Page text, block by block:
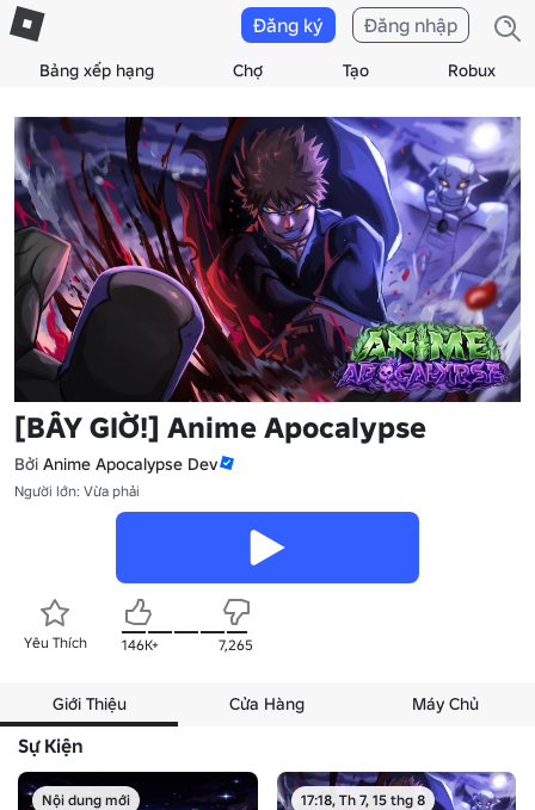
Bảng xếp hạng Chợ Tạo Robux
Đăng ký Đăng nhập
[BÂY GIỜ!] Anime Apocalypse
Bởi Anime Apocalypse Dev
Người lớn: Vừa phải
Yêu Thích 146K+ 7,265
Giới Thiệu Cửa Hàng Máy Chủ
Sự Kiện
Nội dung mới 17:18, Th 7, 15 thg 8